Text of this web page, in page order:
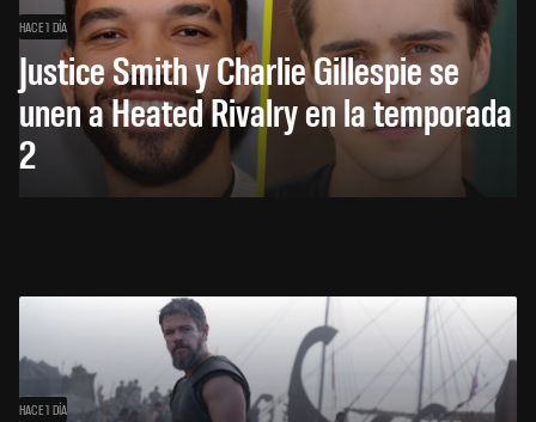
HACE 1 DÍA
Justice Smith y Charlie Gillespie se
unen a Heated Rivalry en la temporada
2
HACE 1 DÍA